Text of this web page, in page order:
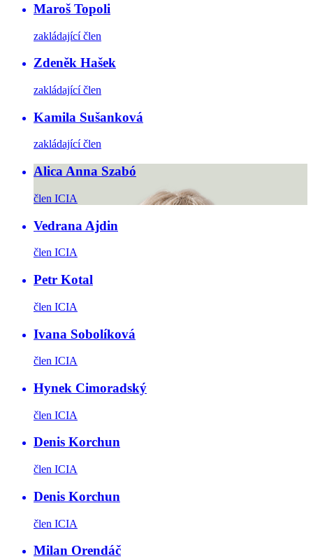
Maroš Topoli
zakládající člen
Zdeněk Hašek
zakládající člen
Kamila Sušanková
zakládající člen
Alica Anna Szabó
člen ICIA
Vedrana Ajdin
člen ICIA
Petr Kotal
člen ICIA
Ivana Sobolíková
člen ICIA
Hynek Cimoradský
člen ICIA
Denis Korchun
člen ICIA
Denis Korchun
člen ICIA
Milan Orendáč